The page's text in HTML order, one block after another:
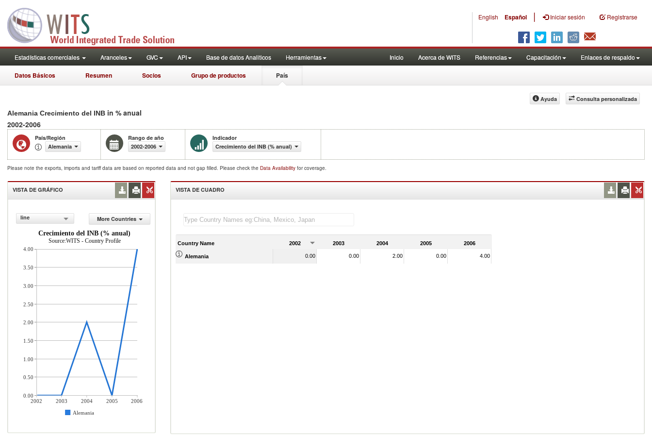
English Español | Iniciar sesión Registrarse
Estadísticas comerciales Aranceles GVC API Base de datos Analiticos Herramientas Inicio Acerca de WITS Referencias Capacitación Enlaces de respaldo
Datos Básicos Resumen Socios Grupo de productos País
Consulta personalizada
Ayuda
Alemania Crecimiento del INB in % anual
2002-2006
País/Región
Alemania
Rango de año
2002-2006
Indicador
Crecimiento del INB (% anual)
Please note the exports, imports and tariff data are based on reported data and not gap filled. Please check the Data Availability for coverage.
VISTA DE GRÁFICO
line
More Countries
Crecimiento del INB (% anual)
Source:WITS - Country Profile
2002 2003 2004 2005
2006
Alemania
4.00
3.50
3.00
2.50
2.00
1.50
1.00
0.50
0.00
VISTA DE CUADRO
Country Name 2002 2003 2004 2005 2006
Alemania 0.00 0.00 2.00 0.00 4.00